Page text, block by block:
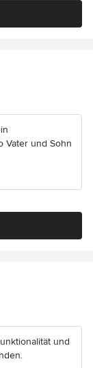
Vater und Sohn
und